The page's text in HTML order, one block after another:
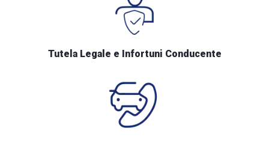
Tutela Legale e Infortuni Conducente